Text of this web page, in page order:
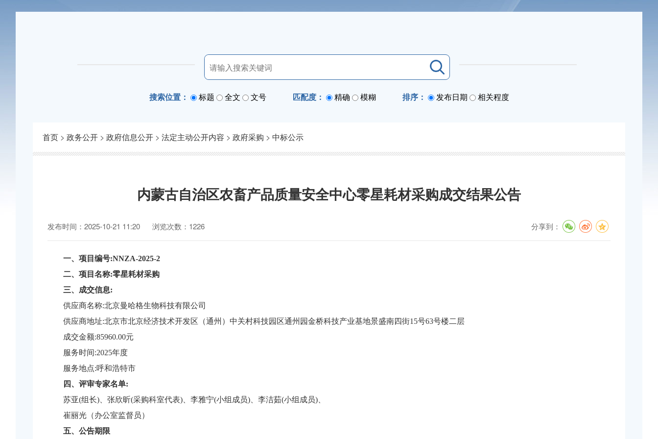
搜索位置： 标题 全文 文号 匹配度： 精确 模糊 排序： 发布日期 相关程度
首页 > 政务公开 > 政府信息公开 > 法定主动公开内容 > 政府采购 > 中标公示
内蒙古自治区农畜产品质量安全中心零星耗材采购成交结果公告
发布时间：2025-10-21 11:20 浏览次数：1226 分享到：
一、项目编号:NNZA-2025-2
二、项目名称:零星耗材采购
三、成交信息:
供应商名称:北京曼哈格生物科技有限公司
供应商地址:北京市北京经济技术开发区（通州）中关村科技园区通州园金桥科技产业基地景盛南四街15号63号楼二层
成交金额:85960.00元
服务时间:2025年度
服务地点:呼和浩特市
四、评审专家名单:
苏亚(组长)、张欣昕(采购科室代表)、李雅宁(小组成员)、李洁茹(小组成员)、
崔丽光（办公室监督员）
五、公告期限